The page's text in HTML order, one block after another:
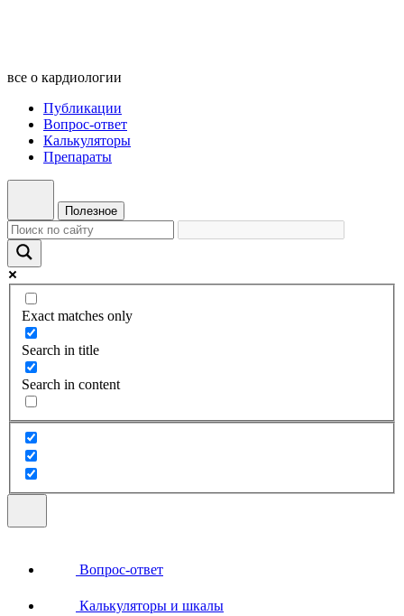
все о кардиологии
Публикации
Вопрос-ответ
Калькуляторы
Препараты
Полезное
Exact matches only
Search in title
Search in content
Вопрос-ответ
Калькуляторы и шкалы